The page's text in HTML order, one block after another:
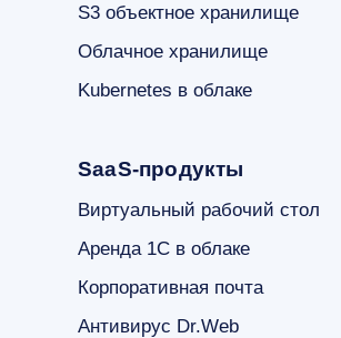
S3 объектное хранилище
Облачное хранилище
Kubernetes в облаке
SaaS-продукты
Виртуальный рабочий стол
Аренда 1С в облаке
Корпоративная почта
Антивирус Dr.Web